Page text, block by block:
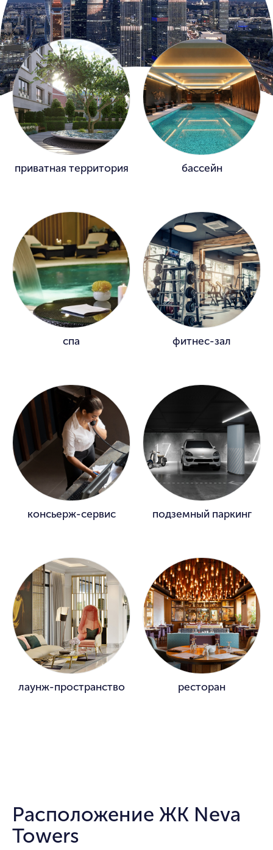
приватная территория бассейн
спа фитнес-зал
консьерж-сервис подземный паркинг
лаунж-пространство ресторан
Расположение ЖК Neva
Towers